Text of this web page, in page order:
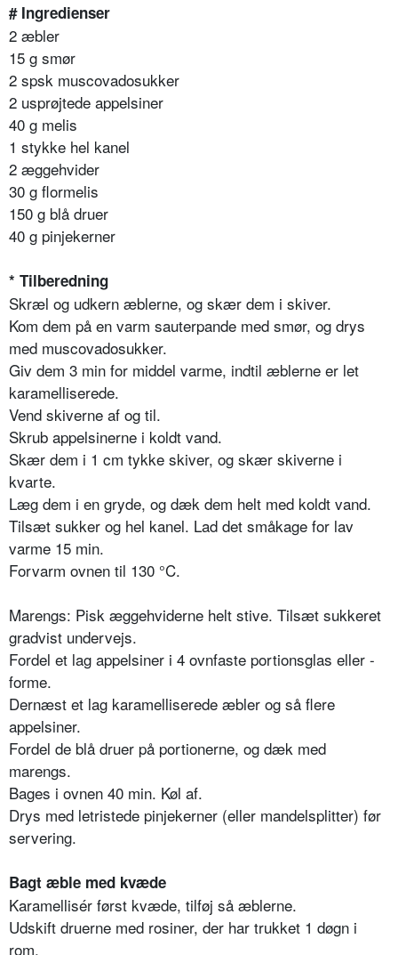
# Ingredienser
2 æbler
15 g smør
2 spsk muscovadosukker
2 usprøjtede appelsiner
40 g melis
1 stykke hel kanel
2 æggehvider
30 g flormelis
150 g blå druer
40 g pinjekerner
* Tilberedning
Skræl og udkern æblerne, og skær dem i skiver.
Kom dem på en varm sauterpande med smør, og drys
med muscovadosukker.
Giv dem 3 min for middel varme, indtil æblerne er let
karamelliserede.
Vend skiverne af og til.
Skrub appelsinerne i koldt vand.
Skær dem i 1 cm tykke skiver, og skær skiverne i
kvarte.
Læg dem i en gryde, og dæk dem helt med koldt vand.
Tilsæt sukker og hel kanel. Lad det småkage for lav
varme 15 min.
Forvarm ovnen til 130 °C.
Marengs: Pisk æggehviderne helt stive. Tilsæt sukkeret
gradvist undervejs.
Fordel et lag appelsiner i 4 ovnfaste portionsglas eller -
forme.
Dernæst et lag karamelliserede æbler og så flere
appelsiner.
Fordel de blå druer på portionerne, og dæk med
marengs.
Bages i ovnen 40 min. Køl af.
Drys med letristede pinjekerner (eller mandelsplitter) før
servering.
Bagt æble med kvæde
Karamellisér først kvæde, tilføj så æblerne.
Udskift druerne med rosiner, der har trukket 1 døgn i
rom.